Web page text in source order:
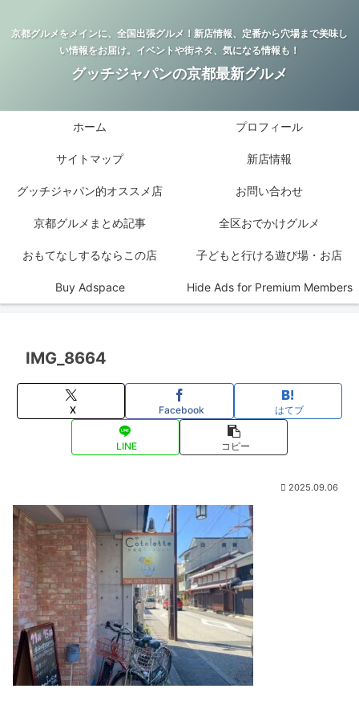
京都グルメをメインに、全国出張グルメ！新店情報、定番から穴場まで美味し
い情報をお届け。イベントや街ネタ、気になる情報も！
グッチジャパンの京都最新グルメ
ホーム プロフィール
サイトマップ 新店情報
グッチジャパン的オススメ店 お問い合わせ
京都グルメまとめ記事 全区おでかけグルメ
おもてなしするならこの店 子どもと行ける遊び場・お店
Buy Adspace Hide Ads for Premium Members
IMG_8664
X Facebook はてブ
LINE コピー
2025.09.06